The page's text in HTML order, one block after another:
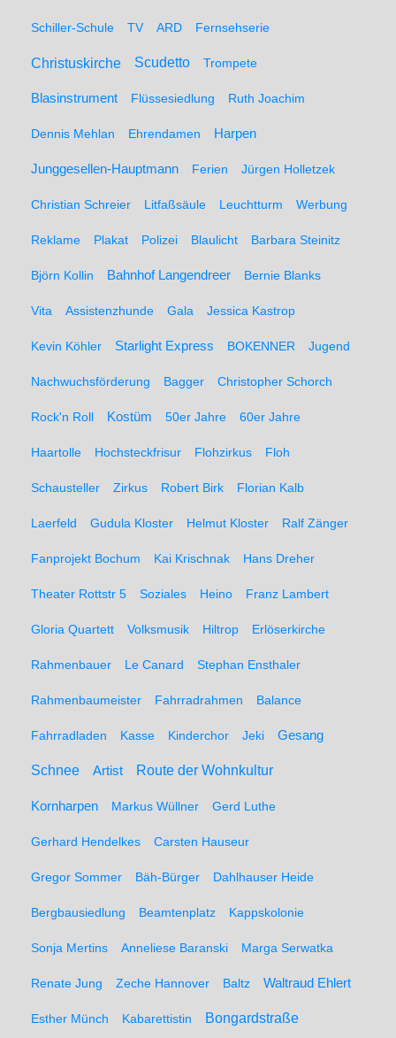
Schiller-Schule TV ARD Fernsehserie
Christuskirche Scudetto Trompete
Blasinstrument Flüssesiedlung Ruth Joachim
Dennis Mehlan Ehrendamen Harpen
Junggesellen-Hauptmann Ferien Jürgen Holletzek
Christian Schreier Litfaßsäule Leuchtturm Werbung
Reklame Plakat Polizei Blaulicht Barbara Steinitz
Björn Kollin Bahnhof Langendreer Bernie Blanks
Vita Assistenzhunde Gala Jessica Kastrop
Kevin Köhler Starlight Express BOKENNER Jugend
Nachwuchsförderung Bagger Christopher Schorch
Rock'n Roll Kostüm 50er Jahre 60er Jahre
Haartolle Hochsteckfrisur Flohzirkus Floh
Schausteller Zirkus Robert Birk Florian Kalb
Laerfeld Gudula Kloster Helmut Kloster Ralf Zänger
Fanprojekt Bochum Kai Krischnak Hans Dreher
Theater Rottstr 5 Soziales Heino Franz Lambert
Gloria Quartett Volksmusik Hiltrop Erlöserkirche
Rahmenbauer Le Canard Stephan Ensthaler
Rahmenbaumeister Fahrradrahmen Balance
Fahrradladen Kasse Kinderchor Jeki Gesang
Schnee Artist Route der Wohnkultur
Kornharpen Markus Wüllner Gerd Luthe
Gerhard Hendelkes Carsten Hauseur
Gregor Sommer Bäh-Bürger Dahlhauser Heide
Bergbausiedlung Beamtenplatz Kappskolonie
Sonja Mertins Anneliese Baranski Marga Serwatka
Renate Jung Zeche Hannover Baltz Waltraud Ehlert
Esther Münch Kabarettistin Bongardstraße